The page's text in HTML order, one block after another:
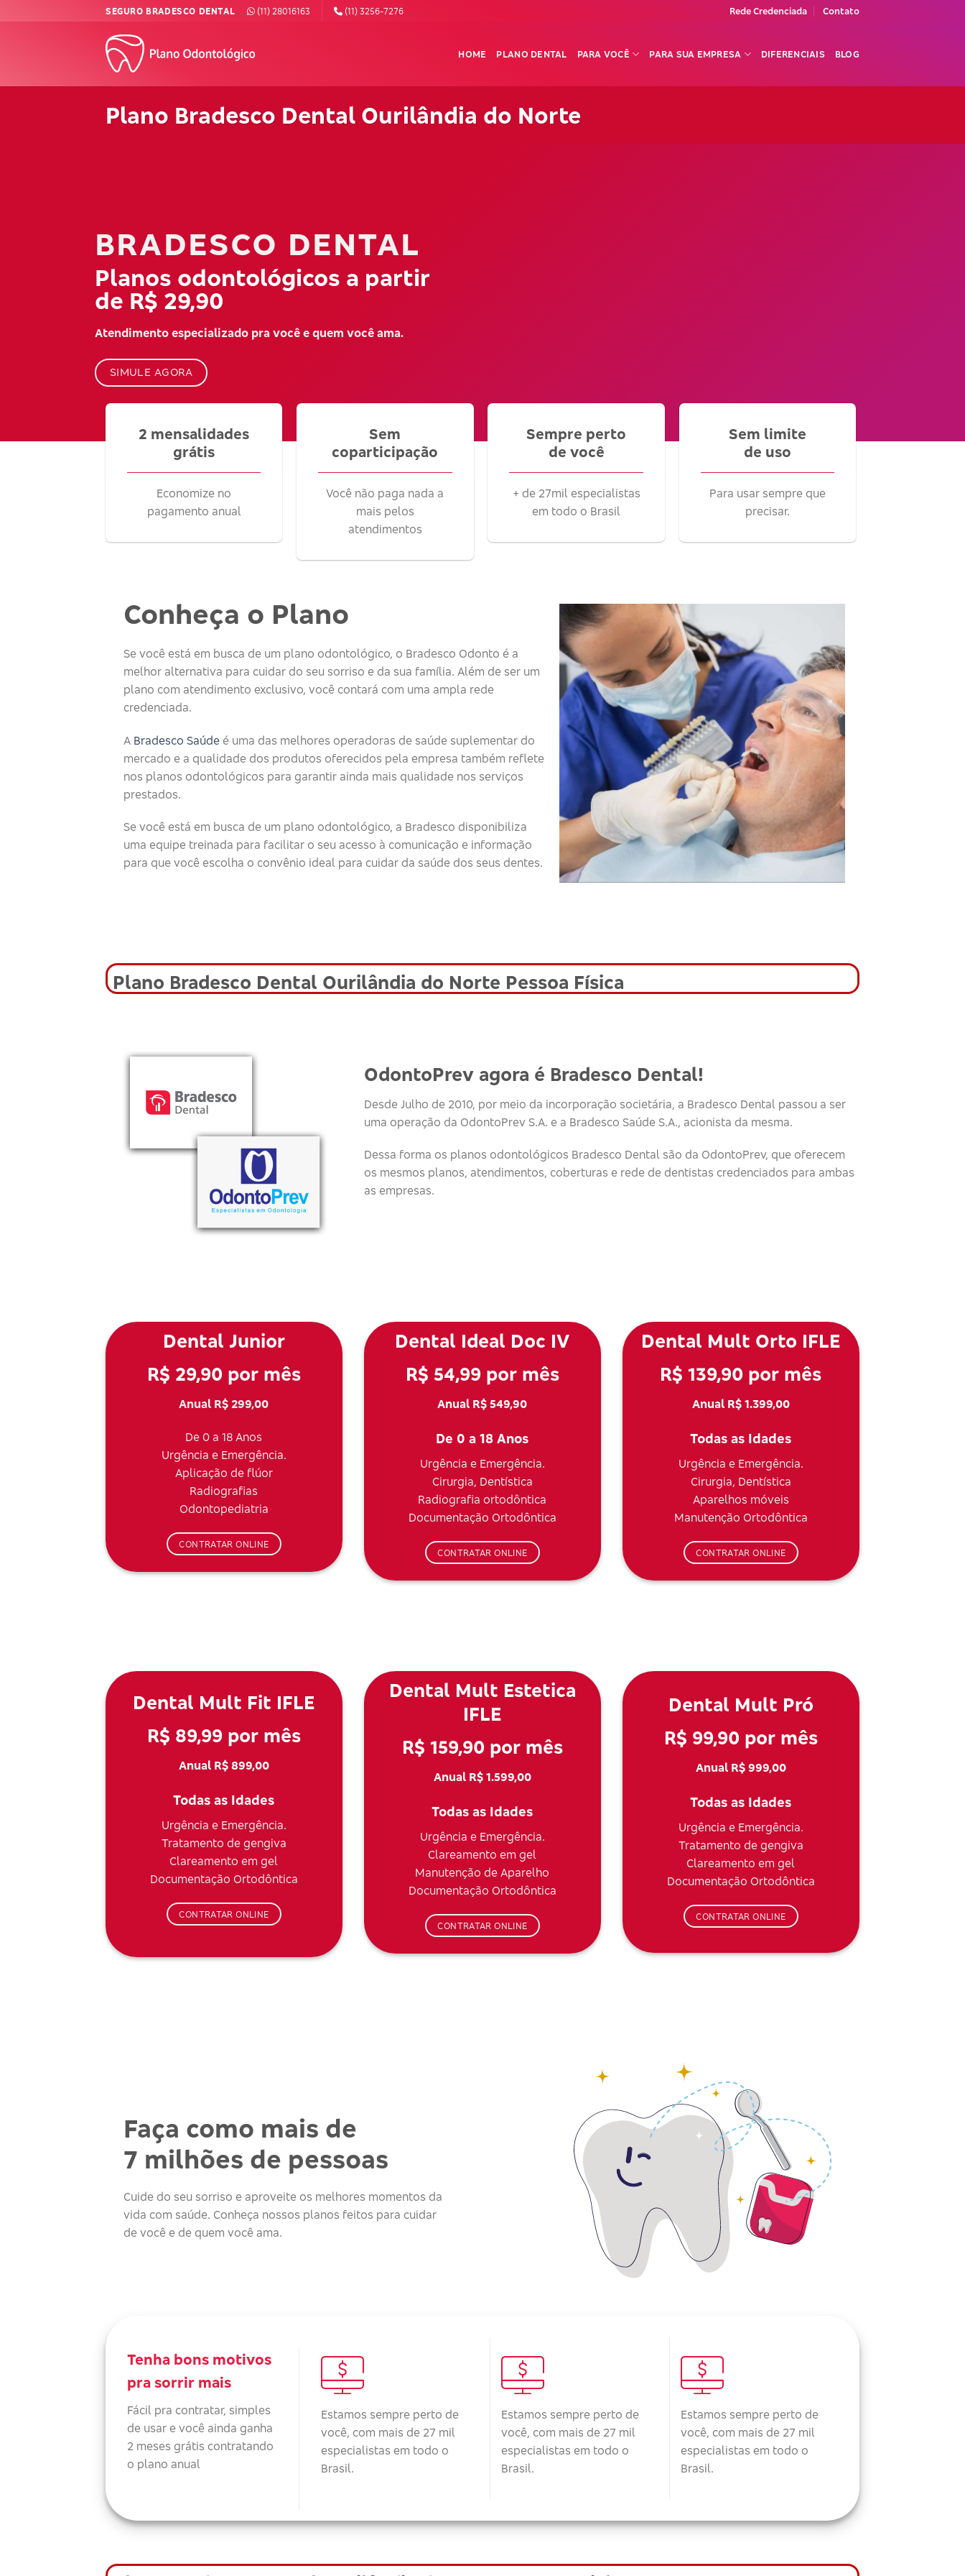
SEGURO BRADESCO DENTAL (11) 28016163 (11) 3256-7276 Rede Credenciada Contato
HOME PLANO DENTAL PARA VOCÊ PARA SUA EMPRESA DIFERENCIAIS BLOG
Plano Bradesco Dental Ourilândia do Norte
BRADESCO DENTAL
Planos odontológicos a partir
de R$ 29,90
Atendimento especializado pra você e quem você ama.
SIMULE AGORA
2 mensalidades
grátis
Economize no
pagamento anual
Sem
coparticipação
Você não paga nada a
mais pelos
atendimentos
Sempre perto
de você
+ de 27mil especialistas
em todo o Brasil
Sem limite
de uso
Para usar sempre que
precisar.
Conheça o Plano
Se você está em busca de um plano odontológico, o Bradesco Odonto é a
melhor alternativa para cuidar do seu sorriso e da sua família. Além de ser um
plano com atendimento exclusivo, você contará com uma ampla rede
credenciada.
A Bradesco Saúde é uma das melhores operadoras de saúde suplementar do
mercado e a qualidade dos produtos oferecidos pela empresa também reflete
nos planos odontológicos para garantir ainda mais qualidade nos serviços
prestados.
Se você está em busca de um plano odontológico, a Bradesco disponibiliza
uma equipe treinada para facilitar o seu acesso à comunicação e informação
para que você escolha o convênio ideal para cuidar da saúde dos seus dentes.
Plano Bradesco Dental Ourilândia do Norte Pessoa Física
OdontoPrev agora é Bradesco Dental!
Desde Julho de 2010, por meio da incorporação societária, a Bradesco Dental passou a ser
uma operação da OdontoPrev S.A. e a Bradesco Saúde S.A., acionista da mesma.
Dessa forma os planos odontológicos Bradesco Dental são da OdontoPrev, que oferecem
os mesmos planos, atendimentos, coberturas e rede de dentistas credenciados para ambas
as empresas.
Dental Junior
R$ 29,90 por mês
Anual R$ 299,00
De 0 a 18 Anos
Urgência e Emergência.
Aplicação de flúor
Radiografias
Odontopediatria
CONTRATAR ONLINE
Dental Ideal Doc IV
R$ 54,99 por mês
Anual R$ 549,90
De 0 a 18 Anos
Urgência e Emergência.
Cirurgia, Dentística
Radiografia ortodôntica
Documentação Ortodôntica
CONTRATAR ONLINE
Dental Mult Orto IFLE
R$ 139,90 por mês
Anual R$ 1.399,00
Todas as Idades
Urgência e Emergência.
Cirurgia, Dentística
Aparelhos móveis
Manutenção Ortodôntica
CONTRATAR ONLINE
Dental Mult Fit IFLE
R$ 89,99 por mês
Anual R$ 899,00
Todas as Idades
Urgência e Emergência.
Tratamento de gengiva
Clareamento em gel
Documentação Ortodôntica
CONTRATAR ONLINE
Dental Mult Estetica
IFLE
R$ 159,90 por mês
Anual R$ 1.599,00
Todas as Idades
Urgência e Emergência.
Clareamento em gel
Manutenção de Aparelho
Documentação Ortodôntica
CONTRATAR ONLINE
Dental Mult Pró
R$ 99,90 por mês
Anual R$ 999,00
Todas as Idades
Urgência e Emergência.
Tratamento de gengiva
Clareamento em gel
Documentação Ortodôntica
CONTRATAR ONLINE
Faça como mais de
7 milhões de pessoas
Cuide do seu sorriso e aproveite os melhores momentos da
vida com saúde. Conheça nossos planos feitos para cuidar
de você e de quem você ama.
Tenha bons motivos
pra sorrir mais
Fácil pra contratar, simples
de usar e você ainda ganha
2 meses grátis contratando
o plano anual
Estamos sempre perto de
você, com mais de 27 mil
especialistas em todo o
Brasil.
Estamos sempre perto de
você, com mais de 27 mil
especialistas em todo o
Brasil.
Estamos sempre perto de
você, com mais de 27 mil
especialistas em todo o
Brasil.